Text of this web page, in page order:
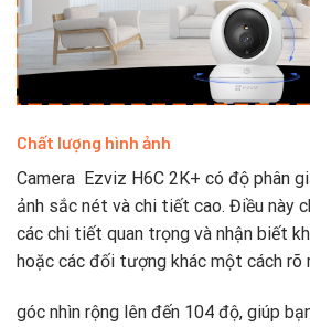
Chất lượng hình ảnh
Camera Ezviz H6C 2K+ có độ phân
ảnh sắc nét và chi tiết cao. Điều này
các chi tiết quan trọng và nhận biết
hoặc các đối tượng khác một cách rõ
góc nhìn rộng lên đến 104 độ, giúp